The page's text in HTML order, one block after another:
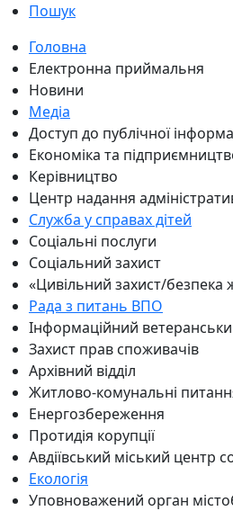
Пошук
Головна
Електронна приймальня
Новини
Медіа
Доступ до публічної
Економіка та
Керівництво
Центр надання
Служба у справах дітей
Соціальні послуги
Соціальний захист
«Цивільний захист/безпека
Рада з питань ВПО
Інформаційний
Захист прав споживачів
Архівний відділ
Житлово-комунальні
Енергозбереження
Протидія корупції
Авдіївський міський центр
Екологія
Уповноважений орган